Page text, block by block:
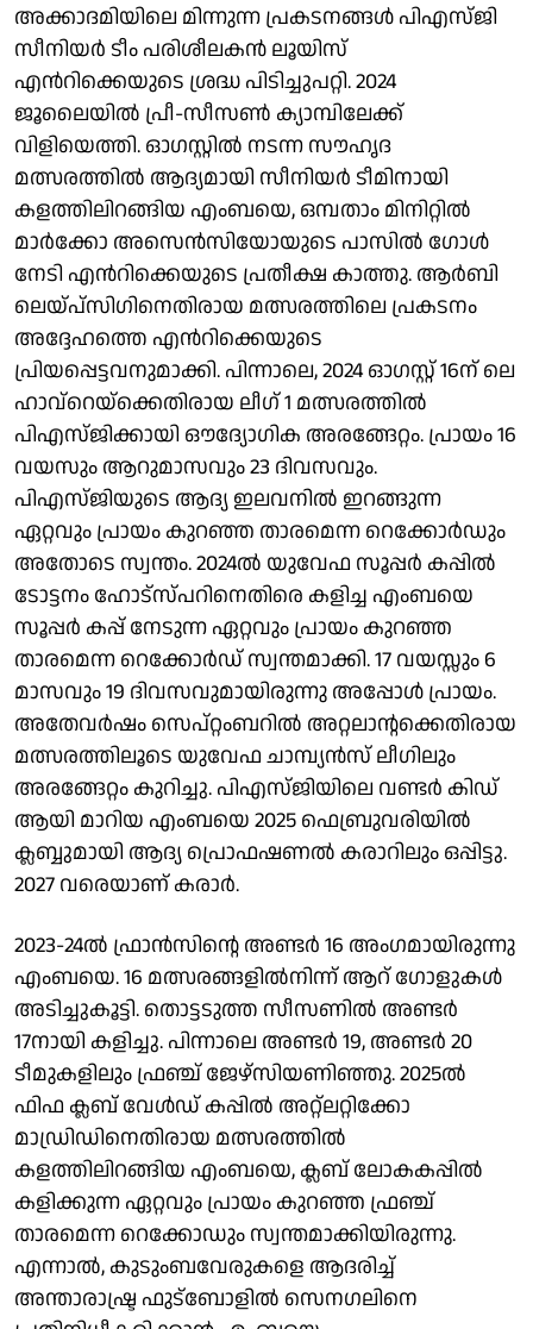
അക്കാദമിയിലെ മിന്നുന്ന പ്രകടനങ്ങൾ പിഎസ്‌ജി
സീനിയർ ടീം പരിശീലകൻ ലൂയിസ്
എൻറിക്കെയുടെ ശ്രദ്ധ പിടിച്ചുപറ്റി. 2024
ജൂലൈയിൽ പ്രീ-സീസൺ ക്യാമ്പിലേക്ക്
വിളിയെത്തി. ഓഗസ്റ്റിൽ നടന്ന സൗഹൃദ
മത്സരത്തിൽ ആദ്യമായി സീനിയർ ടീമിനായി
കളത്തിലിറങ്ങിയ എംബയെ, ഒമ്പതാം മിനിറ്റിൽ
മാർക്കോ അസെൻസിയോയുടെ പാസിൽ ഗോൾ
നേടി എൻറിക്കെയുടെ പ്രതീക്ഷ കാത്തു. ആർബി
ലെയ്‌പ്സിഗിനെതിരായ മത്സരത്തിലെ പ്രകടനം
അദ്ദേഹത്തെ എൻറിക്കെയുടെ
പ്രിയപ്പെട്ടവനുമാക്കി. പിന്നാലെ, 2024 ഓഗസ്റ്റ് 16ന് ലെ
ഹാവ്റെയ്‌ക്കെതിരായ ലീഗ് 1 മത്സരത്തില്‍
പിഎസ്‌ജിക്കായി ഔദ്യോഗിക അരങ്ങേറ്റം. പ്രായം 16
വയസും ആറുമാസവും 23 ദിവസവും.
പിഎസ്‌ജിയുടെ ആദ്യ ഇലവനിൽ ഇറങ്ങുന്ന
ഏറ്റവും പ്രായം കുറഞ്ഞ താരമെന്ന റെക്കോർഡും
അതോടെ സ്വന്തം. 2024ല്‍ യുവേഫ സൂപ്പർ കപ്പിൽ
ടോട്ടനം ഹോട്സ്പറിനെതിരെ കളിച്ച എംബയെ
സൂപ്പർ കപ്പ് നേടുന്ന ഏറ്റവും പ്രായം കുറഞ്ഞ
താരമെന്ന റെക്കോർഡ് സ്വന്തമാക്കി. 17 വയസ്സും 6
മാസവും 19 ദിവസവുമായിരുന്നു അപ്പോള്‍ പ്രായം.
അതേവര്‍ഷം സെപ്റ്റംബറില്‍ അറ്റലാന്റക്കെതിരായ
മത്സരത്തിലൂടെ യുവേഫ ചാമ്പ്യൻസ് ലീഗിലും
അരങ്ങേറ്റം കുറിച്ചു. പിഎസ്‌ജിയിലെ വണ്ടര്‍ കിഡ്
ആയി മാറിയ എംബയെ 2025 ഫെബ്രുവരിയിൽ
ക്ലബ്ബുമായി ആദ്യ പ്രൊഫഷണൽ കരാറിലും ഒപ്പിട്ടു.
2027 വരെയാണ് കരാര്‍.
2023-24ല്‍ ഫ്രാന്‍സിന്റെ അണ്ടര്‍ 16 അംഗമായിരുന്നു
എംബയെ. 16 മത്സരങ്ങളില്‍നിന്ന് ആറ് ഗോളുകള്‍
അടിച്ചുകൂട്ടി. തൊട്ടടുത്ത സീസണില്‍ അണ്ടര്‍
17നായി കളിച്ചു. പിന്നാലെ അണ്ടര്‍ 19, അണ്ടര്‍ 20
ടീമുകളിലും ഫ്രഞ്ച് ജേഴ്സിയണിഞ്ഞു. 2025ല്‍
ഫിഫ ക്ലബ് വേൾഡ് കപ്പിൽ അറ്റ്ലറ്റിക്കോ
മാഡ്രിഡിനെതിരായ മത്സരത്തിൽ
കളത്തിലിറങ്ങിയ എംബയെ, ക്ലബ് ലോകകപ്പിൽ
കളിക്കുന്ന ഏറ്റവും പ്രായം കുറഞ്ഞ ഫ്രഞ്ച്
താരമെന്ന റെക്കോഡും സ്വന്തമാക്കിയിരുന്നു.
എന്നാല്‍, കുടുംബവേരുകളെ ആദരിച്ച്
അന്താരാഷ്ട്ര ഫുട്ബോളിൽ സെനഗലിനെ